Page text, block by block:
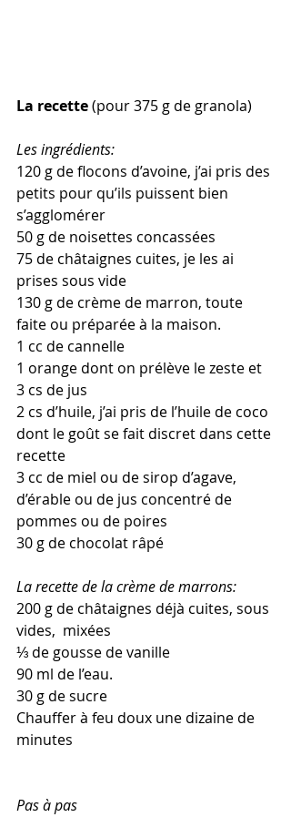
La recette (pour 375 g de granola)
Les ingrédients:
120 g de flocons d’avoine, j’ai pris des
petits pour qu’ils puissent bien
s’agglomérer
50 g de noisettes concassées
75 de châtaignes cuites, je les ai
prises sous vide
130 g de crème de marron, toute
faite ou préparée à la maison.
1 cc de cannelle
1 orange dont on prélève le zeste et
3 cs de jus
2 cs d’huile, j’ai pris de l’huile de coco
dont le goût se fait discret dans cette
recette
3 cc de miel ou de sirop d’agave,
d’érable ou de jus concentré de
pommes ou de poires
30 g de chocolat râpé
La recette de la crème de marrons:
200 g de châtaignes déjà cuites, sous
vides,  mixées
⅓ de gousse de vanille
90 ml de l’eau.
30 g de sucre
Chauffer à feu doux une dizaine de
minutes
Pas à pas